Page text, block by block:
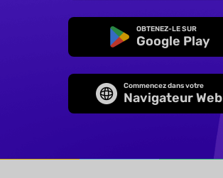
OBTENEZ-LE SUR
Google Play
Commencez dans votre
Navigateur Web